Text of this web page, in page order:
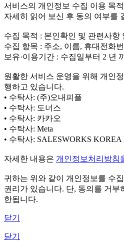
서비스의 개인정보 수집 이용 목
자세히 읽어 보신 후 동의 여부를
수집 목적 : 본인확인 및 관련사항
수집 항목 : 주소, 이름, 휴대전화
보유·이용기간 : 수집일부터 2 년
원활한 서비스 운영을 위해 개인
행하고 있습니다.
• 수탁사: (주)오내피플
• 수탁사: 도너스
• 수탁사: 카카오
• 수탁사: Meta
• 수탁사: SALESWORKS
자세한 내용은 개인정보처리방침
귀하는 위와 같이 개인정보를 수
권리가 있습니다. 단, 동의를 거부
한됩니다.
닫기
닫기